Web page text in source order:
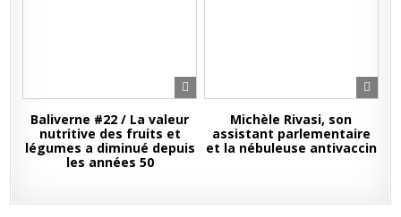
Baliverne #22 / La valeur
nutritive des fruits et
légumes a diminué depuis
les années 50
Michèle Rivasi, son
assistant parlementaire
et la nébuleuse antivaccin